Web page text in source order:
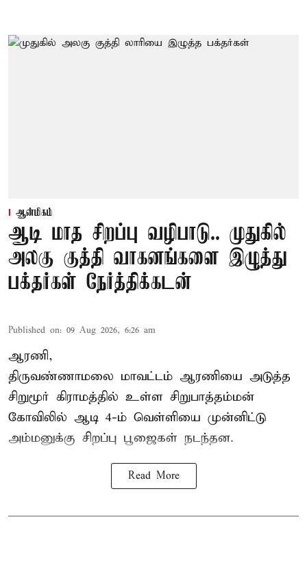
ஆன்மிகம்
ஆடி மாத சிறப்பு வழிபாடு.. முதுகில்
அலகு குத்தி வாகனங்களை இழுத்து
பக்தர்கள் நேர்த்திக்கடன்
Published on: 09 Aug 2026, 6:26 am
ஆரணி,
திருவண்ணாமலை மாவட்டம் ஆரணியை அடுத்த
சிறுமூர் கிராமத்தில் உள்ள சிறுபாத்தம்மன்
கோவிலில் ஆடி 4-ம் வெள்ளியை முன்னிட்டு
அம்மனுக்கு சிறப்பு பூஜைகள் நடந்தன.
Read More